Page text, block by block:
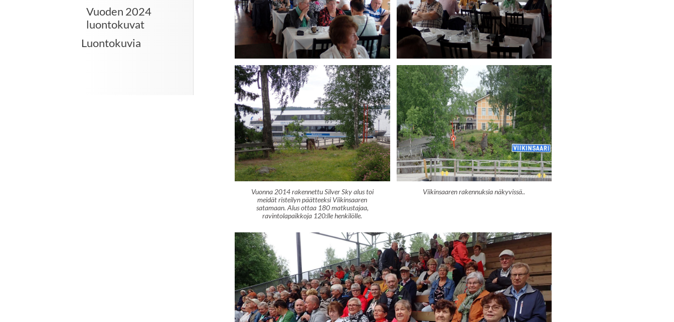
Vuoden 2024
luontokuvat
Luontokuvia
Vuonna 2014 rakennettu Silver Sky alus toi
meidät risteilyn päätteeksi Viikinsaaren
satamaan. Alus ottaa 180 matkustajaa,
ravintolapaikkoja 120:lle henkilölle.
Viikinsaaren rakennuksia näkyvissä..